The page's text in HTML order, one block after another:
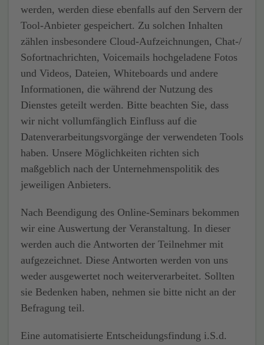
werden, werden diese ebenfalls auf den Servern der
Tool-Anbieter gespeichert. Zu solchen Inhalten
zählen insbesondere Cloud-Aufzeichnungen, Chat-/
Sofortnachrichten, Voicemails hochgeladene Fotos
und Videos, Dateien, Whiteboards und andere
Informationen, die während der Nutzung des
Dienstes geteilt werden. Bitte beachten Sie, dass
wir nicht vollumfänglich Einfluss auf die
Datenverarbeitungsvorgänge der verwendeten Tools
haben. Unsere Möglichkeiten richten sich
maßgeblich nach der Unternehmenspolitik des
jeweiligen Anbieters.
Nach Beendigung des Online-Seminars bekommen
wir eine Auswertung der Veranstaltung. In dieser
werden auch die Antworten der Teilnehmer mit
aufgezeichnet. Diese Antworten werden von uns
weder ausgewertet noch weiterverarbeitet. Sollten
sie Bedenken haben, nehmen sie bitte nicht an der
Befragung teil.
Eine automatisierte Entscheidungsfindung i.S.d.